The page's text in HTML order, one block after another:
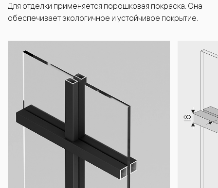
Для отделки применяется порошковая покраска. Она
обеспечивает экологичное и устойчивое покрытие.